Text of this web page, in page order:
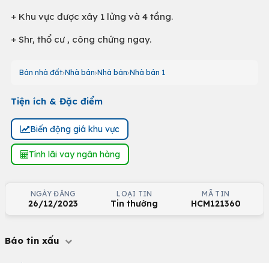
+ Khu vực được xây 1 lửng và 4 tầng.
+ Shr, thổ cư , công chứng ngay.
Bán nhà đất Nhà bán Nhà bán Nhà bán 1
Tiện ích & Đặc điểm
Biến động giá khu vực
Tính lãi vay ngân hàng
NGÀY ĐĂNG
26/12/2023
LOẠI TIN
Tin thường
MÃ TIN
HCM121360
Báo tin xấu